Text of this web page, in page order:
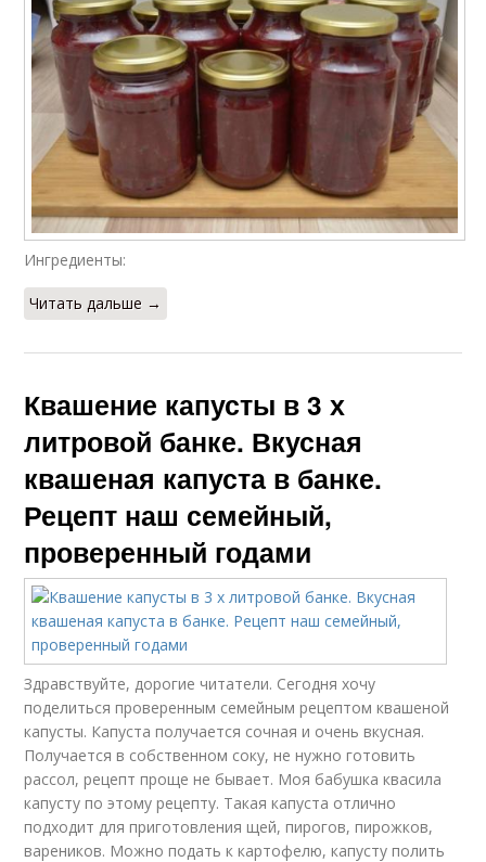
Ингредиенты:
Читать дальше →
Квашение капусты в 3 х
литровой банке. Вкусная
квашеная капуста в банке.
Рецепт наш семейный,
проверенный годами
Здравствуйте, дорогие читатели. Сегодня хочу
поделиться проверенным семейным рецептом квашеной
капусты. Капуста получается сочная и очень вкусная.
Получается в собственном соку, не нужно готовить
рассол, рецепт проще не бывает. Моя бабушка квасила
капусту по этому рецепту. Такая капуста отлично
подходит для приготовления щей, пирогов, пирожков,
вареников. Можно подать к картофелю, капусту полить